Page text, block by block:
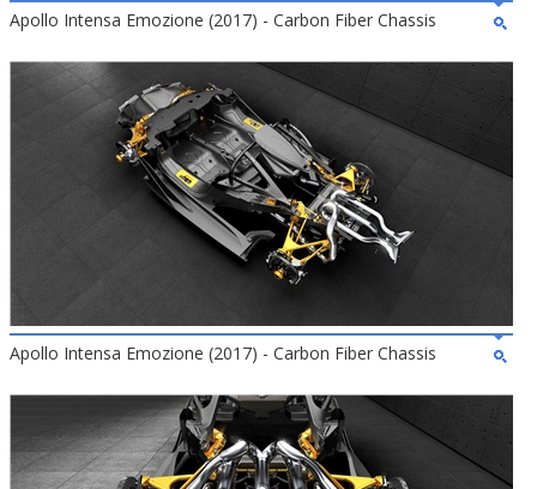
Apollo Intensa Emozione (2017) - Carbon Fiber Chassis
Apollo Intensa Emozione (2017) - Carbon Fiber Chassis